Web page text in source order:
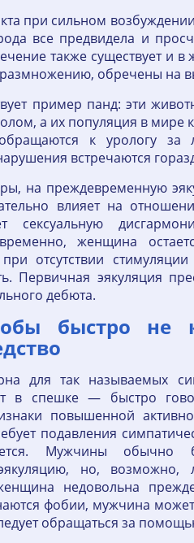
при сильном
все предвидела и
также существует и
обречены на
пример панд: эти
а их популяция в мире
к урологу за
встречаются
на преждевременную
влияет на
сексуальную
женщина
при отсутствии
Первичная эякуляция
дебюта.
быстро не
для так называемых
в спешке — быстро
повышенной
подавления
Мужчины обычно
но, возможно,
недовольна
фобии, мужчина может
обращаться за